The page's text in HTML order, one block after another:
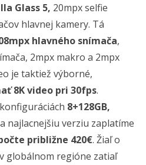
Glass 5, 20mpx selfie
hlavnej kamery. Tá
hlavného snímača,
2mpx makro a 2mpx
je taktiež výborné,
8K video pri 30fps.
8+128GB,
najlacnejšiu verziu zaplatíme
približne 420€. Žiaľ o
globálnom regióne zatiaľ